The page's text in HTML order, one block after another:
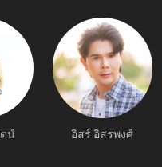
น์ อิสร์ อิสรพงศ์